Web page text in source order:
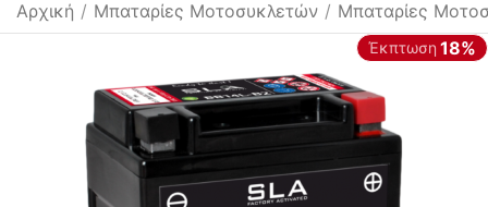
Αρχική / Μπαταρίες Μοτοσυκλετών / Μπαταρίες
Έκπτωση 18%